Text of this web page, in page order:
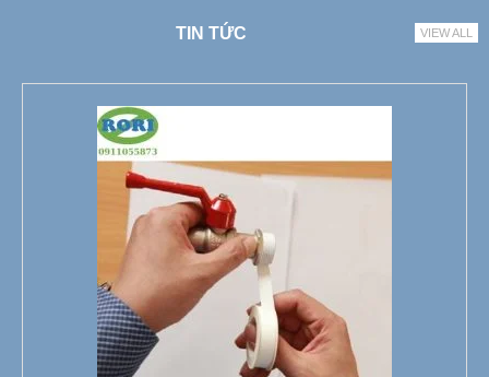
TIN TỨC VIEW ALL